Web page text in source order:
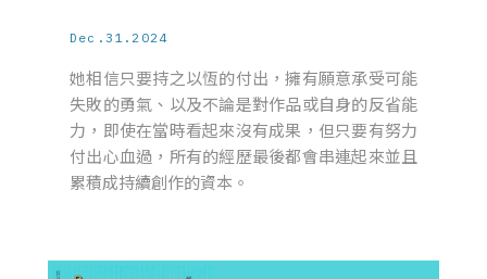
Dec.31.2024
她相信只要持之以恆的付出，擁有願意承受可能
失敗的勇氣、以及不論是對作品或自身的反省能
力，即使在當時看起來沒有成果，但只要有努力
付出心血過，所有的經歷最後都會串連起來並且
累積成持續創作的資本。